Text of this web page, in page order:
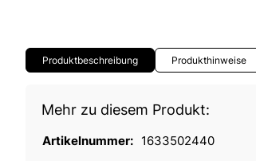
Produktbeschreibung Produkthinweise
Mehr zu diesem Produkt:
Artikelnummer: 1633502440